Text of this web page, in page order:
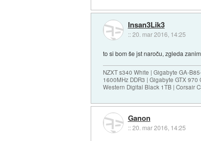
Insan3Lik3
::20. mar 2016, 14:25
to si bom še jst naroču, zgleda
NZXT s340 White | Gigabyte GA-
1600MHz DDR3 | Gigabyte GTX
Western Digital Black 1TB | Corsair
Ganon
::20. mar 2016, 14:25